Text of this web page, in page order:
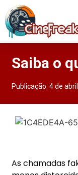
Saiba o
Publicação:4 de
As chamadas